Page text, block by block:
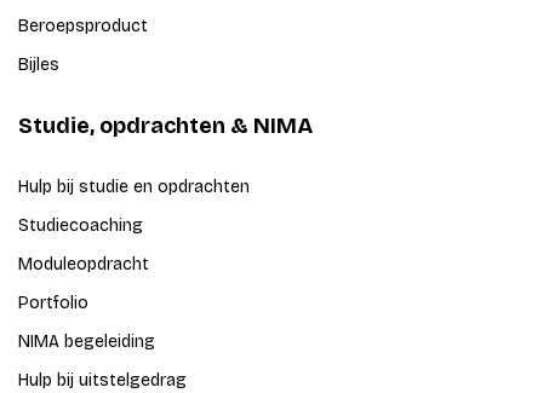
Beroepsproduct
Bijles
Studie, opdrachten & NIMA
Hulp bij studie en opdrachten
Studiecoaching
Moduleopdracht
Portfolio
NIMA begeleiding
Hulp bij uitstelgedrag